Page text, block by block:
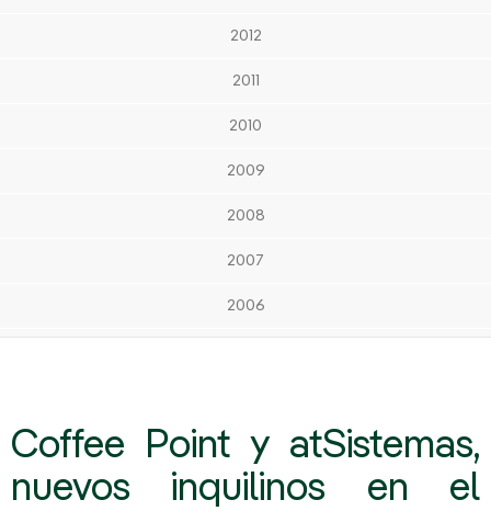
2012
2011
2010
2009
2008
2007
2006
Coffee Point y atSistemas,
nuevos inquilinos en el